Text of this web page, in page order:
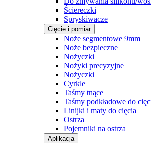
Ściereczki
Spryskiwacze
Cięcie i pomiar
Noże segmentowe 9mm
Noże bezpieczne
Nożyczki
Nożyki precyzyjne
Nożyczki
Cyrkle
Taśmy tnące
Taśmy podkładowe do
Linijki i maty do cięcia
Ostrza
Pojemniki na ostrza
Aplikacja